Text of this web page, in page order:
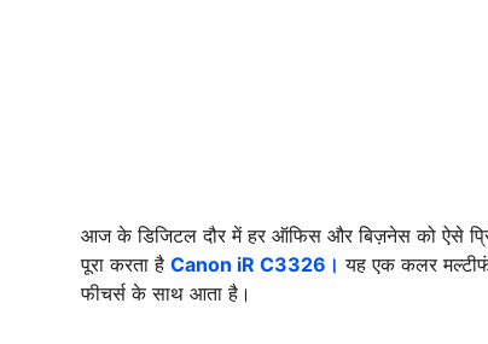
आज के डिजिटल दौर में हर ऑफिस और बिज़नेस को ऐसे
पूरा करता है Canon iR C3326। यह एक कलर
फीचर्स के साथ आता है।